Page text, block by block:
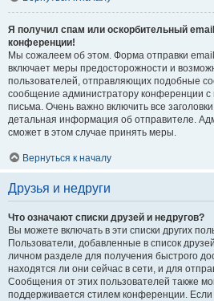
Я получил спам или оскорбительный email
конференции!
Мы сожалеем об этом. Форма отправки
включает меры предосторожности и
пользователей, отправляющих подобные
сообщение администратору конференции с
письма. Очень важно включить все
детальная информация об отправителе.
сможет в этом случае принять меры.
Вернуться к началу
Друзья и недруги
Что означают списки друзей и недругов?
Вы можете включать в эти списки других
Пользователи, добавленные в список
личном разделе для получения быстрого
находятся ли они сейчас в сети, и для
Сообщения от этих пользователей также
поддерживается стилем конференции.